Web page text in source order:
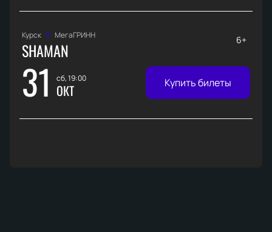
Курск МегаГРИНН
SHAMAN
31 сб, 19:00
ОКТ
6+
Купить билеты